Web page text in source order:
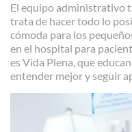
El equipo administrativo
trata de hacer todo lo
cómoda para los
en el hospital para
es Vida Plena, que
entender mejor y seguir